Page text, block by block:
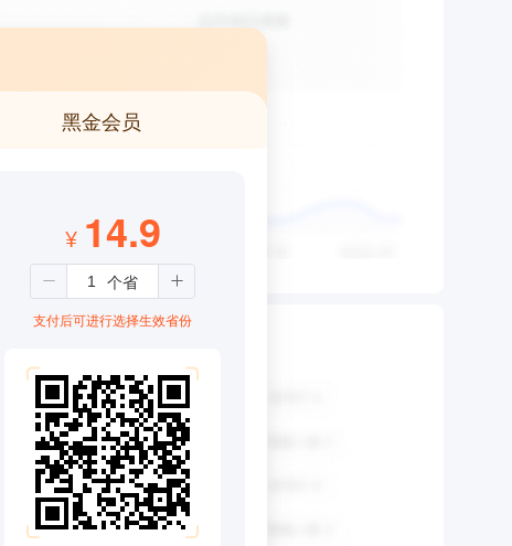
黑金会员
¥ 14.9
支付后可进行选择生效省份